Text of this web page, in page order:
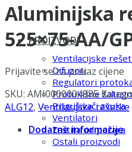
PROIZVODI
Ventilacijske
Difuzori
Regulatori
Protukišne
Prigušivači zvuka
Ventilatori
Zaštita od požara
Ostali proizvodi
Aluminijska
525×75-AA/
Prijavite se za prikaz cijene
SKU: AMI0000004985
ALG12, Ventilacijske rešetke
Dodatne informacije